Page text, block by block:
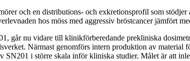
och en distributions- och exkretionsprofil som
hos möss med aggressiv bröstcancer jämfört
går nu vidare till klinikförberedande prekliniska
Närmast genomförs intern produktion av
i större skala inför kliniska studier. Målet är att